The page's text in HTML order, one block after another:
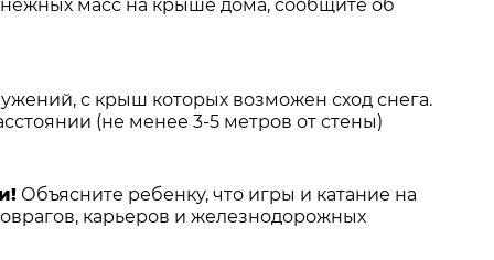
масс на крыше дома, сообщите об
с крыш которых возможен сход снега.
(не менее 3-5 метров от стены)
Объясните ребенку, что игры и катание на
карьеров и железнодорожных